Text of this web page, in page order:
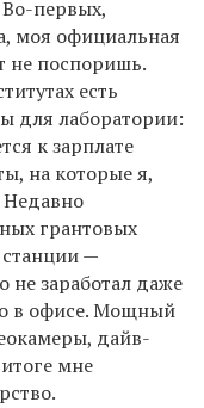
Во-первых,
моя официальная
не поспоришь.
есть
для лаборатории:
к зарплате
на которые я,
Недавно
грантовых
—
не заработал даже
в офисе. Мощный
дайв-
мне